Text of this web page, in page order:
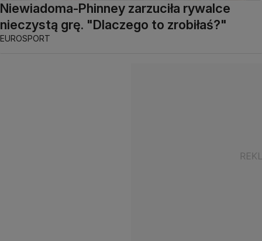
Niewiadoma-Phinney zarzuciła rywalce
nieczystą grę. "Dlaczego to zrobiłaś?"
EUROSPORT